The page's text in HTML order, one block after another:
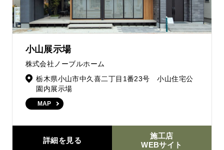
小山展示場
株式会社ノーブルホーム
栃木県小山市中久喜二丁目1番23号 小山住宅公
園内展示場
MAP
詳細を見る
施工店
WEBサイト